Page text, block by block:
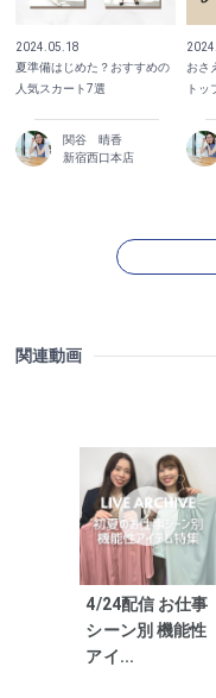
2024.05.18
夏準備はじめた？おすすめの
人気スカート7選
関谷 晴香
新宿西口本店
おさ
トッ
関連動画
4/24配信 お仕事
シーン別 機能性
アイ...